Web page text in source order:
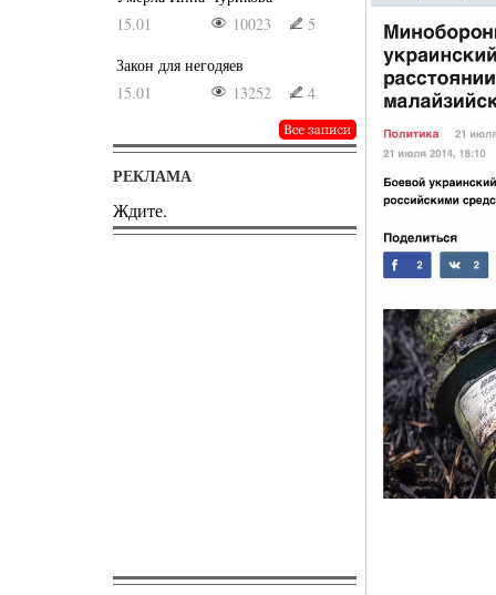
15.01
10023
5
Закон для негодяев
15.01
13252 4
РЕКЛАМА
Ждите.